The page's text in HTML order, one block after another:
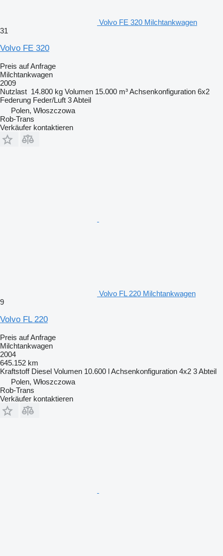
Volvo FE 320 Milchtankwagen
31
Volvo FE 320
Preis auf Anfrage
Milchtankwagen
2009
Nutzlast 14.800 kg Volumen 15.000 m³Achsenkonfiguration 6x2
Federung Feder/Luft 3 Abteil
Polen, Włoszczowa
Rob-Trans
Verkäufer kontaktieren
Volvo FL 220 Milchtankwagen
9
Volvo FL 220
Preis auf Anfrage
Milchtankwagen
2004
645.152 km
Kraftstoff Diesel Volumen 10.600 lAchsenkonfiguration 4x2 3 Abteil
Polen, Włoszczowa
Rob-Trans
Verkäufer kontaktieren